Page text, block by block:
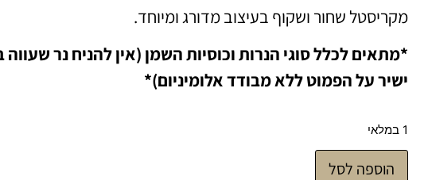
מקריסטל שחור ושקוף בעיצוב מדורג ומיוחד.
*מתאים לכלל סוגי הנרות וכוסיות השמן (אין להניח נר שעווה
ישיר על הפמוט ללא מבודד אלומיניום)*
1 במלאי
הוספה לסל